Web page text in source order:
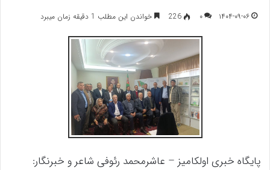
۱۴۰۴-۰۹-۰۶ ۰ 226 خواندن این مطلب 1 دقیقه زمان میبرد
پایگاه خبری اولکامیز – عاشرمحمد رئوفی شاعر و خبرنگار: